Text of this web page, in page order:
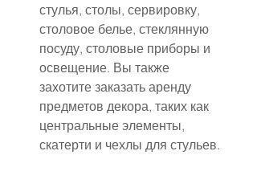
стулья, столы, сервировку,
столовое белье, стеклянную
посуду, столовые приборы и
освещение. Вы также
захотите заказать аренду
предметов декора, таких как
центральные элементы,
скатерти и чехлы для стульев.